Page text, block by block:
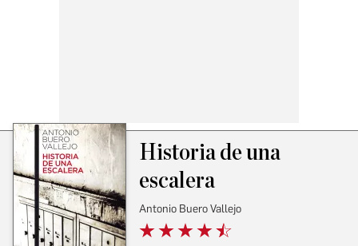
Historia de una
escalera
Antonio Buero Vallejo